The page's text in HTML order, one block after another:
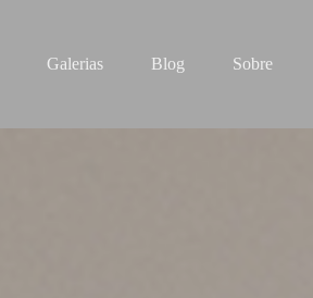
Galerias Blog Sobre